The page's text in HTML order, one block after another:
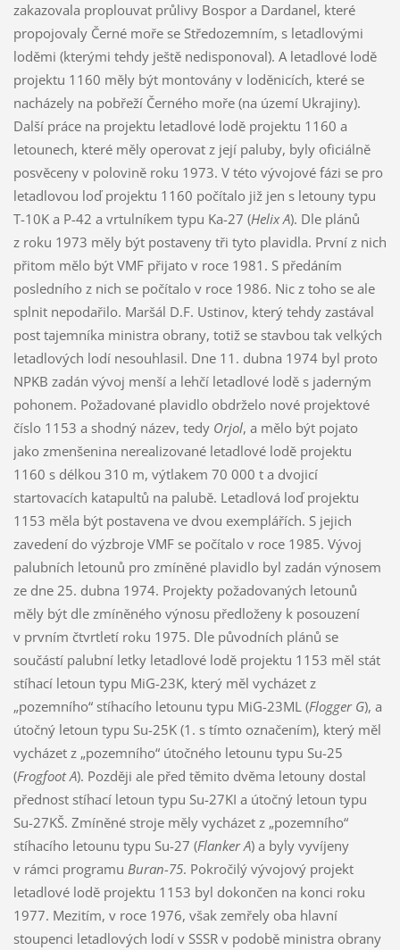
zakazovala proplouvat průlivy Bospor a Dardanel, které
propojovaly Černé moře se Středozemním, s letadlovými
loděmi (kterými tehdy ještě nedisponoval). A letadlové lodě
projektu 1160 měly být montovány v loděnicích, které se
nacházely na pobřeží Černého moře (na území Ukrajiny).
Další práce na projektu letadlové lodě projektu 1160 a
letounech, které měly operovat z její paluby, byly oficiálně
posvěceny v polovině roku 1973. V této vývojové fázi se pro
letadlovou loď projektu 1160 počítalo již jen s letouny typu
T-10K a P-42 a vrtulníkem typu Ka-27 (Helix A). Dle plánů
z roku 1973 měly být postaveny tři tyto plavidla. První z nich
přitom mělo být VMF přijato v roce 1981. S předáním
posledního z nich se počítalo v roce 1986. Nic z toho se ale
splnit nepodařilo. Maršál D.F. Ustinov, který tehdy zastával
post tajemníka ministra obrany, totiž se stavbou tak velkých
letadlových lodí nesouhlasil. Dne 11. dubna 1974 byl proto
NPKB zadán vývoj menší a lehčí letadlové lodě s jaderným
pohonem. Požadované plavidlo obdrželo nové projektové
číslo 1153 a shodný název, tedy Orjol, a mělo být pojato
jako zmenšenina nerealizované letadlové lodě projektu
1160 s délkou 310 m, výtlakem 70 000 t a dvojicí
startovacích katapultů na palubě. Letadlová loď projektu
1153 měla být postavena ve dvou exemplářích. S jejich
zavedení do výzbroje VMF se počítalo v roce 1985. Vývoj
palubních letounů pro zmíněné plavidlo byl zadán výnosem
ze dne 25. dubna 1974. Projekty požadovaných letounů
měly být dle zmíněného výnosu předloženy k posouzení
v prvním čtvrtletí roku 1975. Dle původních plánů se
součástí palubní letky letadlové lodě projektu 1153 měl stát
stíhací letoun typu MiG-23K, který měl vycházet z
„pozemního“ stíhacího letounu typu MiG-23ML (Flogger G), a
útočný letoun typu Su-25K (1. s tímto označením), který měl
vycházet z „pozemního“ útočného letounu typu Su-25
(Frogfoot A). Později ale před těmito dvěma letouny dostal
přednost stíhací letoun typu Su-27KI a útočný letoun typu
Su-27KŠ. Zmíněné stroje měly vycházet z „pozemního“
stíhacího letounu typu Su-27 (Flanker A) a byly vyvíjeny
v rámci programu Buran-75. Pokročilý vývojový projekt
letadlové lodě projektu 1153 byl dokončen na konci roku
1977. Mezitím, v roce 1976, však zemřely oba hlavní
stoupenci letadlových lodí v SSSR v podobě ministra obrany